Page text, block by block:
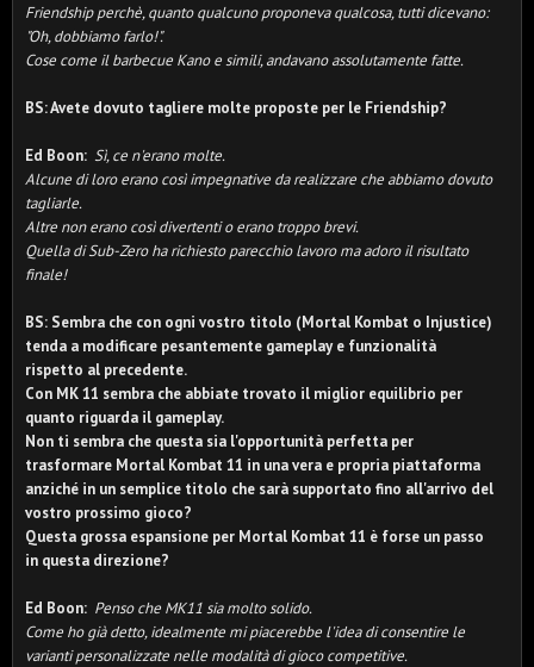
Friendship perchè, quanto qualcuno proponeva qualcosa, tutti dicevano:
"Oh, dobbiamo farlo!".
Cose come il barbecue Kano e simili, andavano assolutamente fatte.
BS: Avete dovuto tagliere molte proposte per le Friendship?
Ed Boon: Sì, ce n'erano molte.
Alcune di loro erano così impegnative da realizzare che abbiamo dovuto
tagliarle.
Altre non erano così divertenti o erano troppo brevi.
Quella di Sub-Zero ha richiesto parecchio lavoro ma adoro il risultato
finale!
BS: Sembra che con ogni vostro titolo (Mortal Kombat o Injustice)
tenda a modificare pesantemente gameplay e funzionalità
rispetto al precedente.
Con MK 11 sembra che abbiate trovato il miglior equilibrio per
quanto riguarda il gameplay.
Non ti sembra che questa sia l'opportunità perfetta per
trasformare Mortal Kombat 11 in una vera e propria piattaforma
anziché in un semplice titolo che sarà supportato fino all'arrivo del
vostro prossimo gioco?
Questa grossa espansione per Mortal Kombat 11 è forse un passo
in questa direzione?
Ed Boon: Penso che MK11 sia molto solido.
Come ho già detto, idealmente mi piacerebbe l'idea di consentire le
varianti personalizzate nelle modalità di gioco competitive.